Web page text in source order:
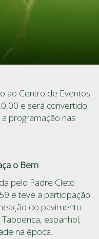
ao Centro de Eventos
e será convertido
programação nas
o Bem
pelo Padre Cleto
e teve a participação
do pavimento
espanhol,
na época.